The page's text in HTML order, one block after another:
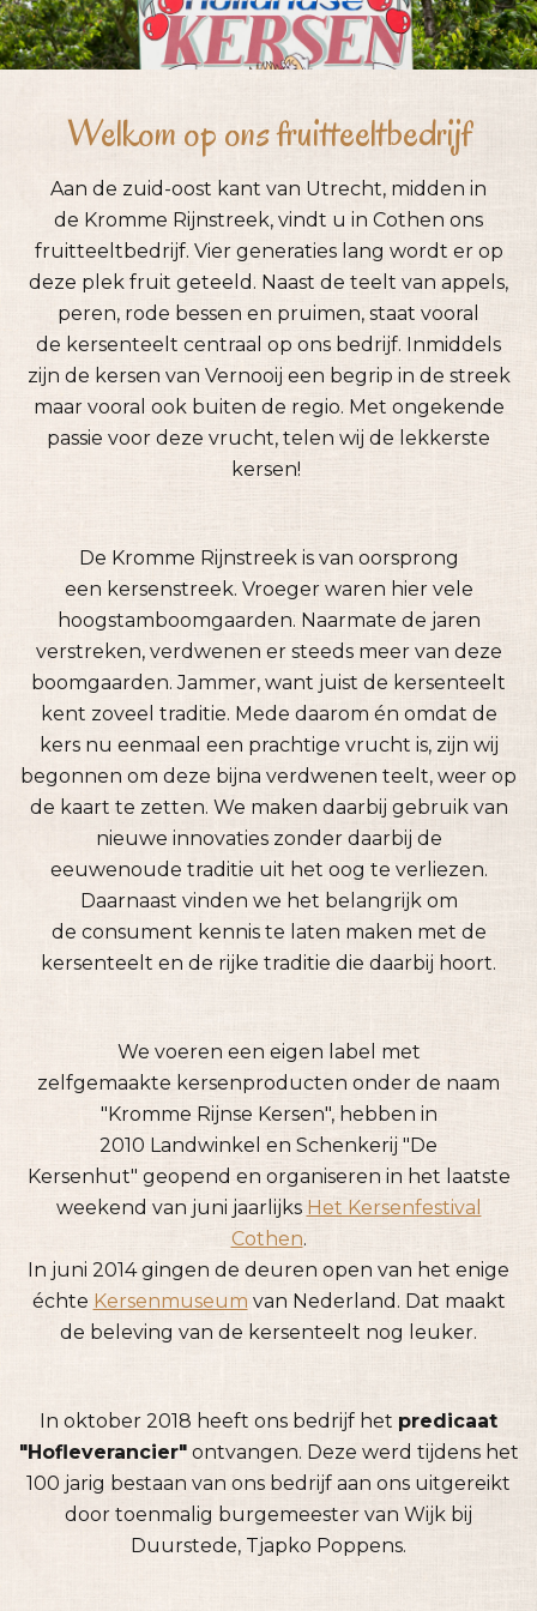
Welkom op ons fruitteeltbedrijf
Aan de zuid-oost kant van Utrecht, midden in
de Kromme Rijnstreek, vindt u in Cothen ons
fruitteeltbedrijf. Vier generaties lang wordt er op
deze plek fruit geteeld. Naast de teelt van appels,
peren, rode bessen en pruimen, staat vooral
de kersenteelt centraal op ons bedrijf. Inmiddels
zijn de kersen van Vernooij een begrip in de streek
maar vooral ook buiten de regio. Met ongekende
passie voor deze vrucht, telen wij de lekkerste
kersen!
De Kromme Rijnstreek is van oorsprong
een kersenstreek. Vroeger waren hier vele
hoogstamboomgaarden. Naarmate de jaren
verstreken, verdwenen er steeds meer van deze
boomgaarden. Jammer, want juist de kersenteelt
kent zoveel traditie. Mede daarom én omdat de
kers nu eenmaal een prachtige vrucht is, zijn wij
begonnen om deze bijna verdwenen teelt, weer op
de kaart te zetten. We maken daarbij gebruik van
nieuwe innovaties zonder daarbij de
eeuwenoude traditie uit het oog te verliezen.
Daarnaast vinden we het belangrijk om
de consument kennis te laten maken met de
kersenteelt en de rijke traditie die daarbij hoort.
We voeren een eigen label met
zelfgemaakte kersenproducten onder de naam
"Kromme Rijnse Kersen", hebben in
2010 Landwinkel en Schenkerij "De
Kersenhut" geopend en organiseren in het laatste
weekend van juni jaarlijks Het Kersenfestival
Cothen.
In juni 2014 gingen de deuren open van het enige
échte Kersenmuseum van Nederland. Dat maakt
de beleving van de kersenteelt nog leuker.
In oktober 2018 heeft ons bedrijf het predicaat
"Hofleverancier"ontvangen. Deze werd tijdens het
100 jarig bestaan van ons bedrijf aan ons uitgereikt
door toenmalig burgemeester van Wijk bij
Duurstede, Tjapko Poppens.